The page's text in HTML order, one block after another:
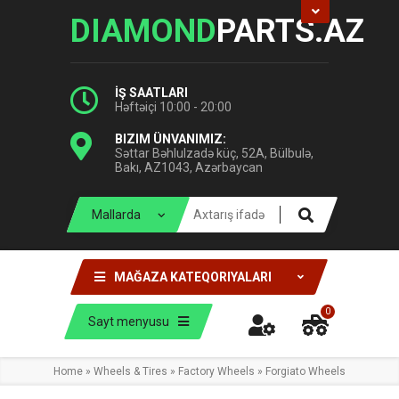
DIAMONDPARTS.AZ
İŞ SAATLARI
Həftəiçi 10:00 - 20:00
BIZIM ÜNVANIMIZ:
Səttar Bəhlulzadə küç, 52A, Bülbulə,
Bakı, AZ1043, Azərbaycan
MAĞAZA KATEQORIYALARI
Sayt menyusu
0
Home » Wheels & Tires » Factory Wheels » Forgiato Wheels